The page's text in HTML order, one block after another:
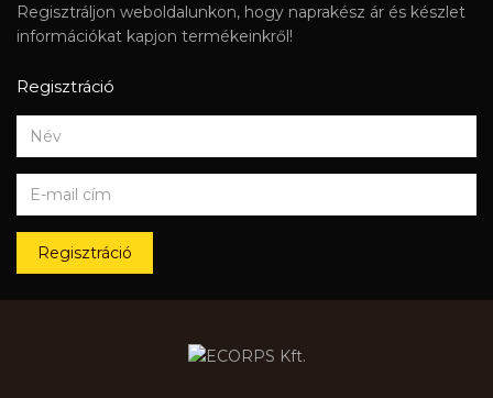
Regisztráljon weboldalunkon, hogy naprakész ár és készlet
információkat kapjon termékeinkről!
Regisztráció
Regisztráció